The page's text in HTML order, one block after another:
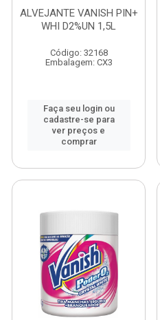
ALVEJANTE VANISH PIN+
WHI D2%UN 1,5L
Código: 32168
Embalagem: CX3
Faça seu login ou
cadastre-se para
ver preços e
comprar